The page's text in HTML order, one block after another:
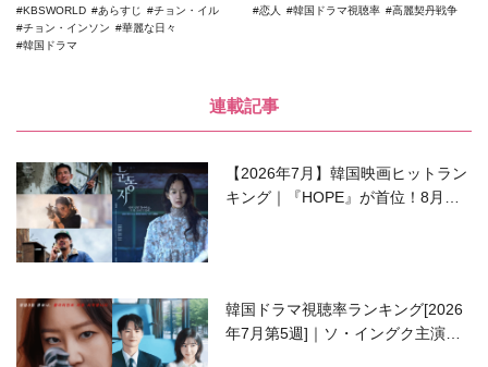
KBSWORLD あらすじ
チョン・イル
チョン・インソン
華麗な日々
韓国ドラマ
恋人 韓国ドラマ視聴率 高麗契丹戦争
連載記事
【2026年7月】韓国映画ヒットラン
キング｜『HOPE』が首位！8月公
韓国ドラマ視聴率ランキング[2026
年7月第5週]｜ソ・イングク主演の